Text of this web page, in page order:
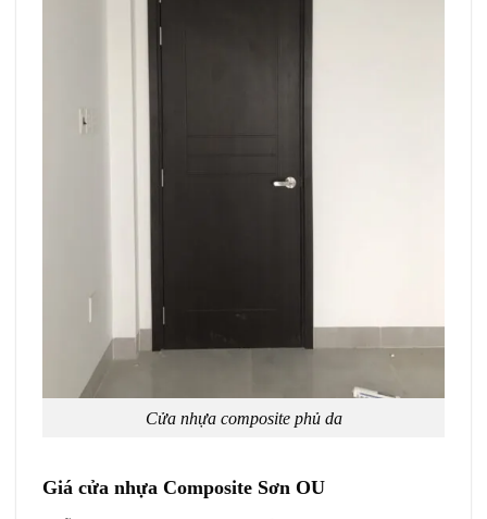
Cửa nhựa composite phủ da
Giá cửa nhựa Composite Sơn OU